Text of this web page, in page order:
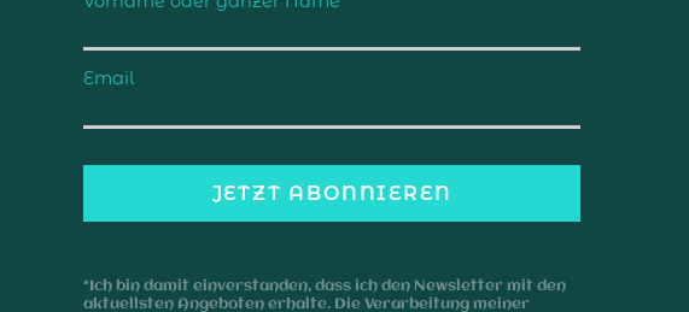
Email
*Ich bin damit einverstanden, dass ich den Newsletter mit den
aktuellsten Angeboten erhalte. Die Verarbeitung meiner